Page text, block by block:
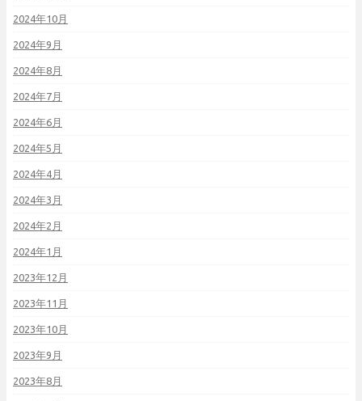
2024年10月
2024年9月
2024年8月
2024年7月
2024年6月
2024年5月
2024年4月
2024年3月
2024年2月
2024年1月
2023年12月
2023年11月
2023年10月
2023年9月
2023年8月